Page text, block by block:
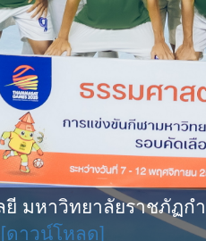
มหาวิทยาลัยราชภัฏก
[ดาวน์โหลด]